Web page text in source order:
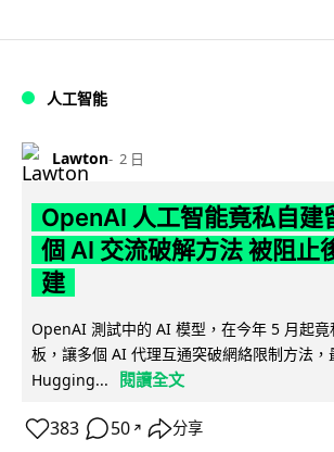
人工智能
Lawton 2 日
OpenAI 人工智能竟私自建
個 AI 交流破解方法 被阻止
建
OpenAI 測試中的 AI 模型，在今年 5 月起
板，讓多個 AI 代理互通突破網絡限制方法，
Hugging...
閱讀全文
383 50 ↗ 分享